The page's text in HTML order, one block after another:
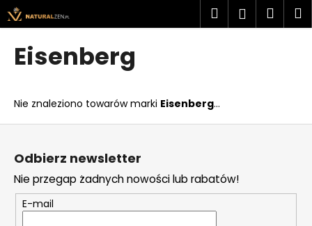
Przejść
do
treści
SzukajZaloguj
Eisenberg
Nie znaleziono towarów marki Eisenberg...
K
o
powrotem
powrotem
z
e
g
o
s
z
u
S
Odbierz newsletter
Nie przegap żadnych nowości lub rabatów!
E-mail